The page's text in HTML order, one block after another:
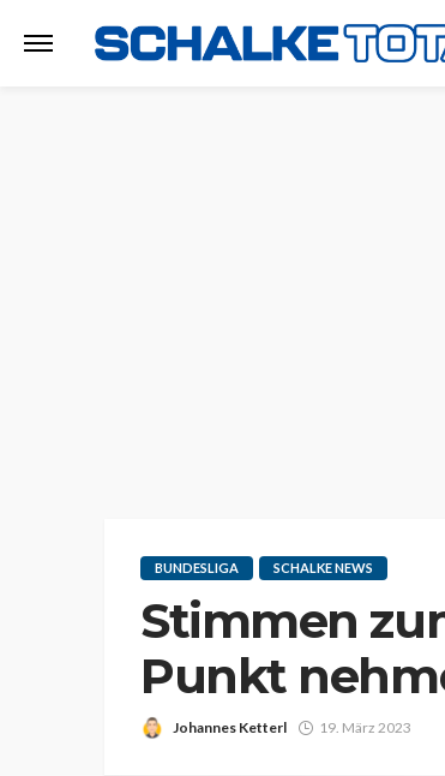
BUNDESLIGA SCHALKE NEWS
Stimmen
Punkt
Johannes Ketterl 19. März 2023